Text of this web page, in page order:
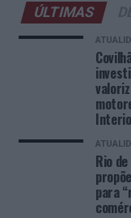
ÚLTIMAS
Rio
para